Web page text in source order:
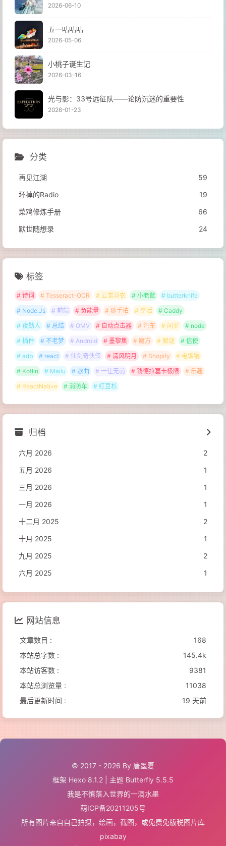
2026-06-10
五一咕咕咕
2026-05-06
小桃子诞生记
2026-03-16
光与影：33号远征队——论防沉迷的重要性
2026-01-23
分类
再见江湖
59
坏掉的Radio
19
菜鸡修炼手册
66
默世随想录
24
标签
# 诗词 # Tesseract-OCR # 云裳羽衣 # 小老鼠
# butterknife
# Node.Js
# 前端 # 负能量 # 随手拍 # 整活
# Caddy
# 夜勤人
# 总结 # OMV # 自动点击器 # 汽车 # 闲岁
# node
# 插件
# 不老梦 # Android # 墨黎集 # 魔方 # 解谜
# 信使
# adb
# react # 仙剑奇侠传 # 清风明月 # Shopify
# 电饭锅
# Kotlin
# Mailu # 歌曲 # 一往无前 # 钱德拉塞卡极限
# 乐趣
# ReactNative
# 消防车 # 红豆杉
归档
六月 2026
2
五月 2026
1
三月 2026
1
一月 2026
1
十二月 2025
2
十月 2025
1
九月 2025
2
六月 2025
1
网站信息
文章数目 :
168
本站总字数 :
145.4k
本站访客数 :
9381
本站总浏览量 :
11038
最后更新时间 :
19 天前
© 2017 - 2026 By 唐墨夏
框架 Hexo 8.1.2 主题 Butterfly 5.5.5
我是不慎落入世界的一滴水墨
萌ICP备20211205号
所有图片来自自己拍摄，绘画，截图，或免费免版税图片库
pixabay